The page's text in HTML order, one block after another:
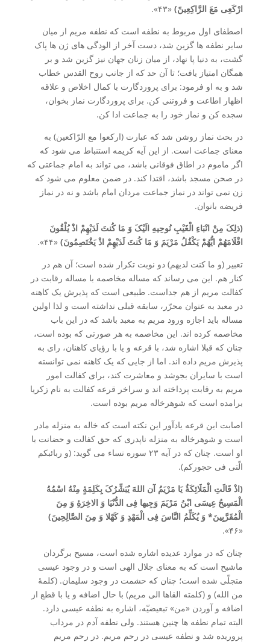
ارْکَعِی مَعَ الرَّاکِعِینً) «۴۳».
اصطفای اول مربوط به نطفه است که نطفه مریم از میان
سایر نطفه ها گزین شد، دست آخر از الودگی های ژن ها پاک
گشت، به دنیا پا نهاد، از میان زنان جهان نیز گزین شد و بر
همگان امتیاز یافت؛ تا آن حد که از جانب روح القدس خطاب
شد و به او فرمود: برای پروردگارت با کمال اخلاص و علاقه
اظهار اطاعت و فروتنی کن. برای پروردگارت نماز بخوان،
سجده کن و نماز خود را به جماعت ادا کن.
در بحث نماز روشن شد که عبارت (ارکعوا مع الرّاکعین) به
معنای جماعت است. از این آیه کریمه استنباط می شود که
اگر ماموم در اطاق فوقانی باشد، می تواند به امام جماعتی که
در صحن مسجد باشد، اقتدا کند. در ضمن معلوم می شود که
زن نمی تواند در نماز جماعت مردان امام باشد و نه در نماز
فریضه بانوان.
(ذلِکَ مِنْ انْبَاءِ الْغَیْبِ نُوحِیهِ الَیْکَ وَ مَا کُنتَ لَدَیْهِمْ اذْ یُلْقُونَ
اقْلَامَهُمْ ایُّهُمْ یَکْفُلُ مَرْیَمَ وَ مَا کُنتَ لَدَیْهِمْ اذْ یَخْتَصِمُونَ) «۴۴».
تعبیر (و ما کنت لدیهم) دو نوبت تکرار شده است؛ آن هم در
کنار هم. این می رساند که مساله مخاصمه با مساله رقابت در
کفالت مریم از هم جداست. طبیعی است که پذیرش یک کاهنه
در معبد به عنوان محرّر، سابقه قبلی نداشته است و لذا اولین
مساله باید اجازه ورود مریم به معبد باشد که در این باب
مخاصمه کرده اند. این مخاصمه به هر صورتی که بوده است،
چنان که قبلا اشاره شد، با قرعه و یا با رؤیای کاهنان، رای به
پذیرش مریم داده اند. اما از جایی که یک کاهنه نمی توانسته
است با سایران بجوشد و معاشرت کند، برای کفالت امور
مریم به رقابت پرداخته اند و سراخر قرعه کفالت به نام زکریا
برامده است که شوهرخاله مریم بوده است.
اصابت این قرعه یادآور این نکته است که خاله به منزله مادر
است و شوهرخاله به منزله ناپدری که حق کفالت و حضانت با
او است. چنان که در آیه ۲۳ سوره نساء می گوید: (و ربائبکم
الّتی فی حجورکم).
(اذْ قَالَتِ الْمَلَائِکَۀُ یَا مَرْیَمُ آن اللهَ یُبَشِّرُکَ بِکَلِمَۀٍ مِنْهُ اسْمُهُ
الْمَسِیحُ عِیسَی ابْنُ مَرْیَمَ وَجِیها فِی الدُّنْیَا وَ الاخِرَۀِ وَ مِنَ
الْمُقَرَّبِِینَ* وَ یُکَلِّمُ النَّاسَ فِی الْمَهْدِ وَ کَهْلا وَ مِنَ الصَّالِحِینَ)
«۴۶».
چنان که در موارد عدیده اشاره شده است، مسیح برگردان
ماشیح است که به معنای جلال الهی است و در وجود عیسی
متجلّی شده است؛ چنان که حشمت در وجود سلیمان. (کلمۀ
من الله) و (کلمته القاها الی مریم) با حال اضافه و یا با قطع از
اضافه و آوردن «من» تبعیضیّه، اشاره به نطفه عیسی دارد.
البته تمام نطفه ها چنین هستند. ولی نطفه آدم در مرداب
پروریده شد و نطفه عیسی در رحم مریم. در رحم مریم